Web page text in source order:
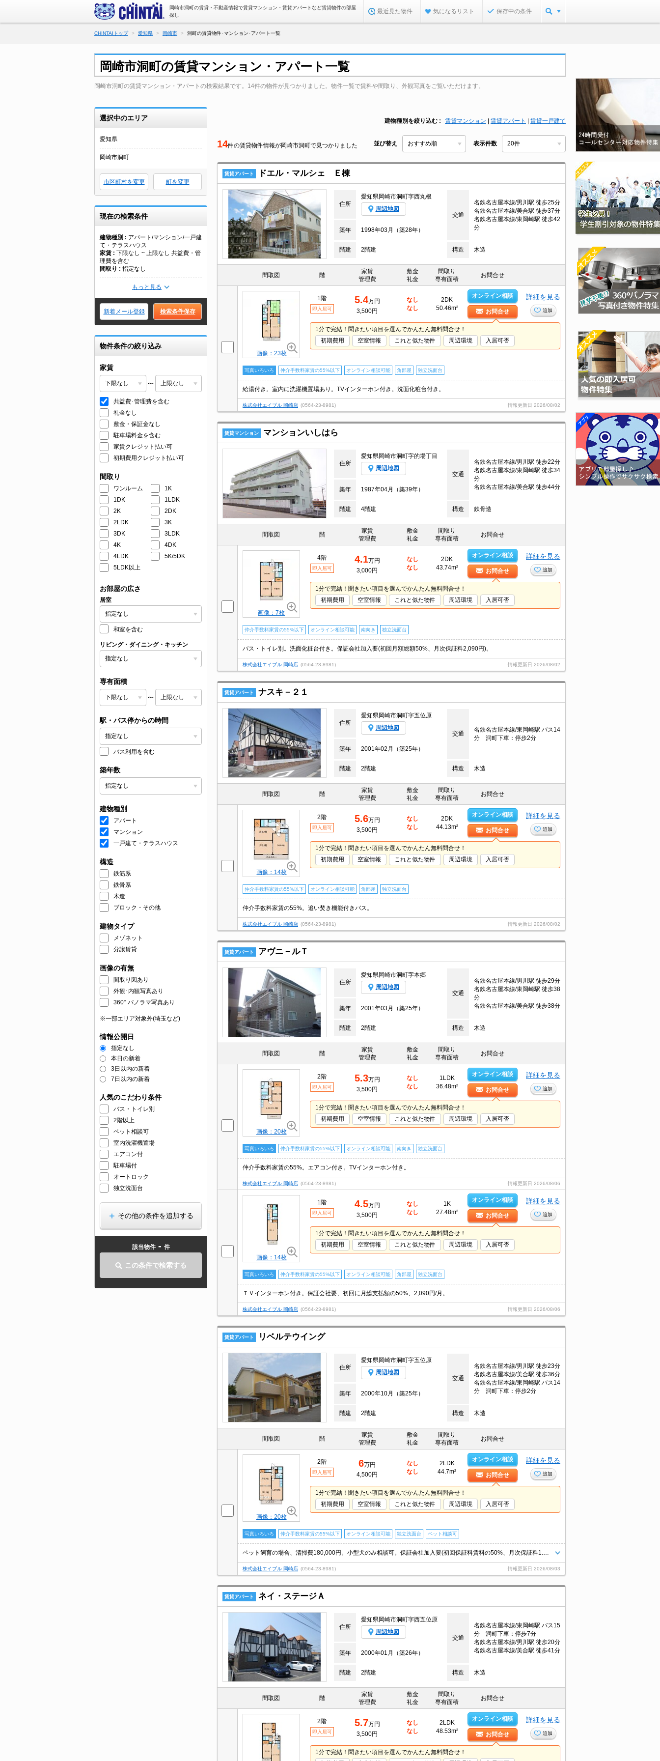
岡崎市洞町の賃貸・不動産情報で賃貸マンション・賃貸アパートなど賃貸物件の部屋
探し
最近見た物件 気になるリスト 保存中の条件
CHINTAIトップ 愛知県 岡崎市 洞町の賃貸物件･マンション･アパート一覧
岡崎市洞町の賃貸マンション・アパート一覧
岡崎市洞町の賃貸マンション・アパートの検索結果です。14件の物件が見つかりました。物件一覧で賃料や間取り、外観写真をご覧いただけます。
選択中のエリア
愛知県
岡崎市洞町
市区町村を変更 町を変更
現在の検索条件
建物種別
アパート/マンション/一戸建
て・テラスハウス
家賃
下限なし ~ 上限なし 共益費・管
理費を含む
間取り
指定なし
もっと見る
新着メール登録 検索条件保存
物件条件の絞り込み
家賃
〜
共益費･管理費を含む
礼金なし
敷金・保証金なし
駐車場料金を含む
家賃クレジット払い可
初期費用クレジット払い可
間取り
ワンルーム
1K
1DK
1LDK
2K
2DK
2LDK
3K
3DK
3LDK
4K
4DK
4LDK
5K/5DK
5LDK以上
お部屋の広さ
居室
和室を含む
リビング・ダイニング・キッチン
専有面積
〜
駅・バス停からの時間
バス利用を含む
築年数
建物種別
アパート
マンション
一戸建て・テラスハウス
構造
鉄筋系
鉄骨系
木造
ブロック・その他
建物タイプ
メゾネット
分譲賃貸
画像の有無
間取り図あり
外観･内観写真あり
360° パノラマ写真あり
※一部エリア対象外(埼玉など)
情報公開日
指定なし
本日の新着
3日以内の新着
7日以内の新着
人気のこだわり条件
バス・トイレ別
2階以上
ペット相談可
室内洗濯機置場
エアコン付
駐車場付
オートロック
独立洗面台
その他の条件を追加する
該当物件 - 件
この条件で検索する
建物種別を絞り込む 賃貸マンション 賃貸アパート 賃貸一戸建て
14件の賃貸物件情報が岡崎市洞町で見つかりました 並び替え 表示件数
賃貸アパート ドエル・マルシェ Ｅ棟
住所
愛知県岡崎市洞町字西丸根
周辺地図
交通
名鉄名古屋本線/男川駅 徒歩25分
名鉄名古屋本線/美合駅 徒歩37分
名鉄名古屋本線/東岡崎駅 徒歩42
分
築年 1998年03月（築28年）
階建 2階建 構造 木造
間取図 階
家賃
管理費
敷金
礼金
間取り
専有面積
お問合せ
画像：23枚
1階
即入居可
5.4万円
3,500円
なし
なし
2DK
50.46m²
オンライン相談
お問合せ
詳細を見る
追加
1分で完結！聞きたい項目を選んでかんたん無料問合せ！
初期費用
空室情報 これと似た物件 周辺環境 入居可否
写真いろいろ 仲介手数料家賃の55%以下 オンライン相談可能 角部屋 独立洗面台
給湯付き。室内に洗濯機置場あり。TVインターホン付き。洗面化粧台付き。
株式会社エイブル 岡崎店 (0564-23-8981) 情報更新日 2026/08/02
賃貸マンション マンションいしはら
住所
愛知県岡崎市洞町字的場丁目
周辺地図
交通
名鉄名古屋本線/男川駅 徒歩22分
名鉄名古屋本線/東岡崎駅 徒歩34
分
名鉄名古屋本線/美合駅 徒歩44分
築年 1987年04月（築39年）
階建 4階建 構造 鉄骨造
間取図 階
家賃
管理費
敷金
礼金
間取り
専有面積
お問合せ
画像：7枚
4階
即入居可
4.1万円
3,000円
なし
なし
2DK
43.74m²
オンライン相談
お問合せ
詳細を見る
追加
1分で完結！聞きたい項目を選んでかんたん無料問合せ！
初期費用
空室情報 これと似た物件 周辺環境 入居可否
仲介手数料家賃の55%以下 オンライン相談可能 南向き 独立洗面台
バス・トイレ別。洗面化粧台付き。保証会社加入要(初回月額総額50%、月次保証料2,090円)。
株式会社エイブル 岡崎店 (0564-23-8981) 情報更新日 2026/08/02
賃貸アパート ナスキ－２１
住所
愛知県岡崎市洞町字五位原
周辺地図
交通
名鉄名古屋本線/東岡崎駅 バス14
分 洞町下車：停歩2分
築年
2001年02月（築25年）
階建 2階建 構造 木造
間取図 階
家賃
管理費
敷金
礼金
間取り
専有面積
お問合せ
画像：14枚
2階
即入居可
5.6万円
3,500円
なし
なし
2DK
44.13m²
オンライン相談
お問合せ
詳細を見る
追加
1分で完結！聞きたい項目を選んでかんたん無料問合せ！
初期費用
空室情報 これと似た物件 周辺環境 入居可否
仲介手数料家賃の55%以下 オンライン相談可能 角部屋 独立洗面台
仲介手数料家賃の55%。追い焚き機能付きバス。
株式会社エイブル 岡崎店 (0564-23-8981) 情報更新日 2026/08/02
賃貸アパート アヴニ－ルＴ
住所
愛知県岡崎市洞町字本郷
周辺地図
交通
名鉄名古屋本線/男川駅 徒歩29分
名鉄名古屋本線/東岡崎駅 徒歩38
分
名鉄名古屋本線/美合駅 徒歩38分
築年 2001年03月（築25年）
階建 2階建 構造 木造
間取図 階
家賃
管理費
敷金
礼金
間取り
専有面積
お問合せ
画像：20枚
2階
即入居可
5.3万円
3,500円
なし
なし
1LDK
36.48m²
オンライン相談
お問合せ
詳細を見る
追加
1分で完結！聞きたい項目を選んでかんたん無料問合せ！
初期費用
空室情報 これと似た物件 周辺環境 入居可否
写真いろいろ 仲介手数料家賃の55%以下 オンライン相談可能 南向き 独立洗面台
仲介手数料家賃の55%。エアコン付き。TVインターホン付き。
株式会社エイブル 岡崎店 (0564-23-8981) 情報更新日 2026/08/06
画像：14枚
1階
即入居可
4.5万円
3,500円
なし
なし
1K
27.48m²
オンライン相談
お問合せ
詳細を見る
追加
1分で完結！聞きたい項目を選んでかんたん無料問合せ！
初期費用
空室情報 これと似た物件 周辺環境 入居可否
写真いろいろ 仲介手数料家賃の55%以下 オンライン相談可能 角部屋 独立洗面台
ＴＶインターホン付き。保証会社要、初回に月総支払額の50%、2,090円/月。
株式会社エイブル 岡崎店 (0564-23-8981) 情報更新日 2026/08/06
賃貸アパート リベルテウイング
住所
愛知県岡崎市洞町字五位原
周辺地図
交通
名鉄名古屋本線/男川駅 徒歩23分
名鉄名古屋本線/美合駅 徒歩36分
名鉄名古屋本線/東岡崎駅 バス14
分 洞町下車：停歩2分
築年 2000年10月（築25年）
階建 2階建 構造 木造
間取図 階
家賃
管理費
敷金
礼金
間取り
専有面積
お問合せ
画像：20枚
2階
即入居可
6万円
4,500円
なし
なし
2LDK
44.7m²
オンライン相談
お問合せ
詳細を見る
追加
1分で完結！聞きたい項目を選んでかんたん無料問合せ！
初期費用
空室情報 これと似た物件 周辺環境 入居可否
写真いろいろ 仲介手数料家賃の55%以下 オンライン相談可能 独立洗面台 ペット相談可
株式会社エイブル 岡崎店 (0564-23-8981) 情報更新日 2026/08/03
賃貸アパート ネイ・ステージＡ
住所
愛知県岡崎市洞町字西五位原
周辺地図
交通
名鉄名古屋本線/東岡崎駅 バス15
分 洞町下車：停歩7分
名鉄名古屋本線/男川駅 徒歩20分
名鉄名古屋本線/美合駅 徒歩41分
築年 2000年01月（築26年）
階建 2階建 構造 木造
間取図 階
家賃
管理費
敷金
礼金
間取り
専有面積
お問合せ
2階
即入居可
5.7万円
3,500円
なし
なし
2LDK
48.53m²
オンライン相談
お問合せ
詳細を見る
追加
1分で完結！聞きたい項目を選んでかんたん無料問合せ！